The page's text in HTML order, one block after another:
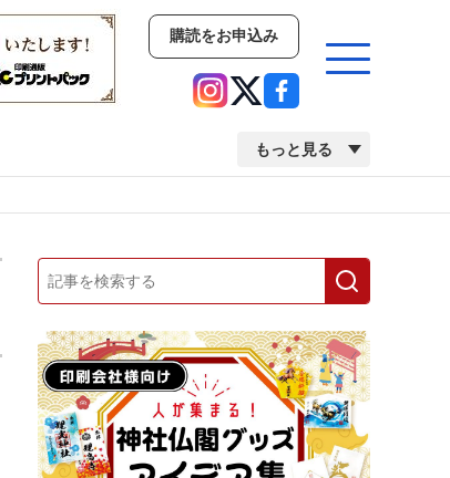
購読をお申込み
もっと見る
イベント
市場・統計 人事・移転・異動・訃報
刷機・製本機特集
2022 検査・校正特集